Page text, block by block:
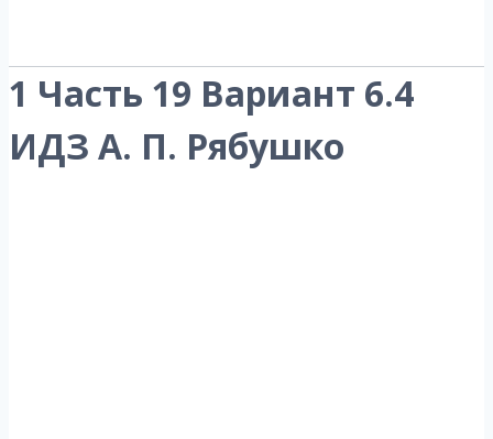
1 Часть 19 Вариант 6.4
ИДЗ А. П. Рябушко